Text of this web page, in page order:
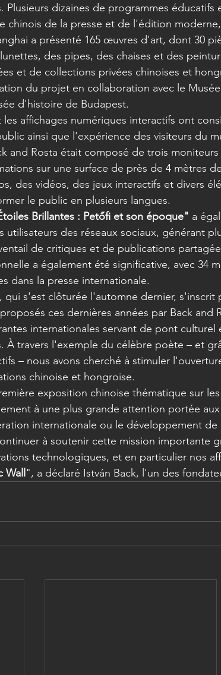
Plusieurs dizaines de programmes
chinois de la presse et de l'édition
a présenté 165 œuvres d'art, dont 30
des pipes, des chaises et des
et de collections privées chinoises et
du projet en collaboration avec le
d'histoire de Budapest.
affichages numériques interactifs ont
ainsi que l'expérience des visiteurs du
and Rosta était composé de trois
sur une surface de près de 4 mètres
des vidéos, des jeux interactifs et divers
le public en plusieurs langues.
Brillantes : Petőfi et son époque" a
utilisateurs des réseaux sociaux, générant
de critiques et de publications
a également été significative, avec 34
dans la presse internationale.
qui s'est clôturée l'automne dernier, s'inscrit
ces dernières années par Back and
internationales servant de pont
À travers l'exemple du célèbre poète – et
– nous avons cherché à stimuler
chinoise et hongroise.
exposition chinoise thématique sur
à une plus grande attention portée
internationale ou le développement
à soutenir cette mission importante
technologiques, et en particulier nos
Wall ", a déclaré István Back, l'un des